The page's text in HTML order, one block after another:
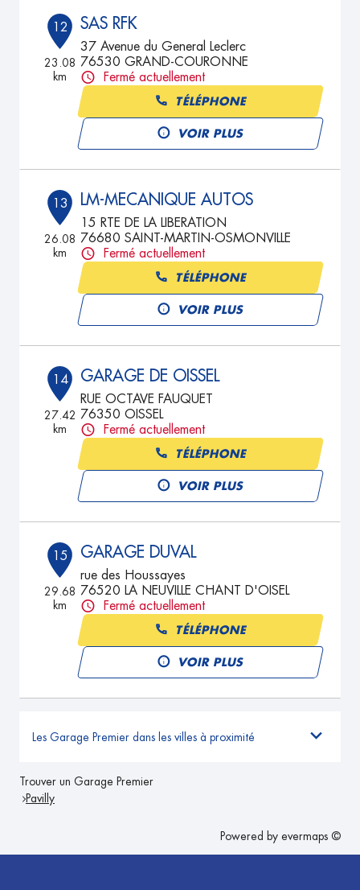
12
23.08
km
SAS RFK
37 Avenue du General Leclerc
76530 GRAND-COURONNE
Fermé actuellement
TÉLÉPHONE
VOIR PLUS
13
26.08
km
LM-MECANIQUE AUTOS
15 RTE DE LA LIBERATION
76680 SAINT-MARTIN-OSMONVILLE
Fermé actuellement
TÉLÉPHONE
VOIR PLUS
14
27.42
km
GARAGE DE OISSEL
RUE OCTAVE FAUQUET
76350 OISSEL
Fermé actuellement
TÉLÉPHONE
VOIR PLUS
15
29.68
km
GARAGE DUVAL
rue des Houssayes
76520 LA NEUVILLE CHANT D'OISEL
Fermé actuellement
TÉLÉPHONE
VOIR PLUS
Les Garage Premier dans les villes à proximité
Trouver un Garage Premier
Pavilly
Powered by evermaps ©